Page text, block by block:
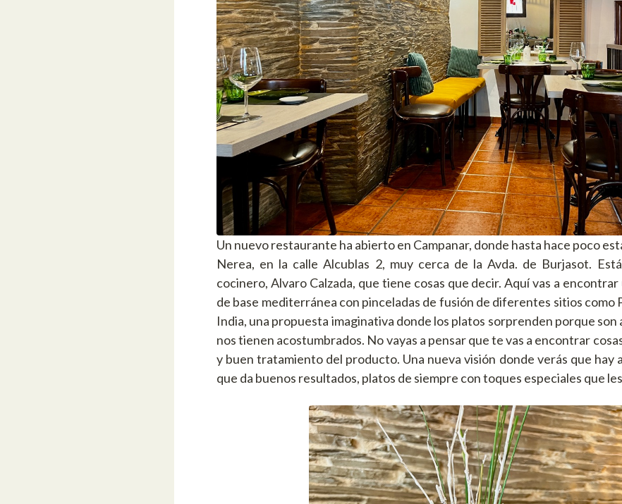
Un nuevo restaurante ha abierto en Campanar, donde hasta hace poco
Nerea, en la calle Alcublas 2, muy cerca de la Avda. de Burjasot.
cocinero, Alvaro Calzada, que tiene cosas que decir. Aquí vas a
de base mediterránea con pinceladas de fusión de diferentes sitios como
India, una propuesta imaginativa donde los platos sorprenden porque son
nos tienen acostumbrados. No vayas a pensar que te vas a encontrar
y buen tratamiento del producto. Una nueva visión donde verás que hay
que da buenos resultados, platos de siempre con toques especiales que